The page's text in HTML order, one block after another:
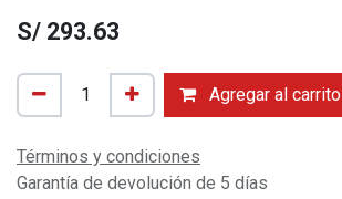
S/ 293.63
Agregar al carrito
Términos y condiciones
Garantía de devolución de 5 días